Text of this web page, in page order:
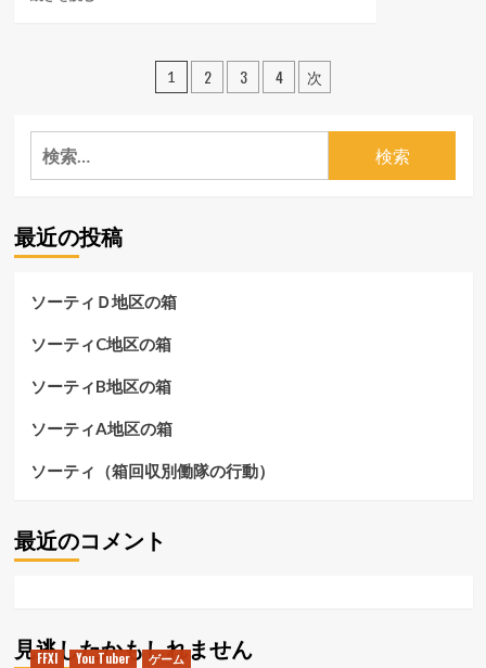
グ
い
ら
読
削
マ
セ
ン
に
い
さ
に
投
の
ペ
送
り
1 2 3 4 次
検
索:
最近の投稿
ソーティＤ地区の箱
ソーティC地区の箱
ソーティB地区の箱
ソーティA地区の箱
ソーティ（箱回収別働隊の行動）
最近のコメント
見逃したかもしれません
FFXI You Tuber ゲーム